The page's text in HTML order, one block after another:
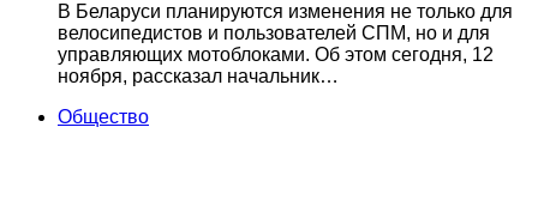
В Беларуси планируются изменения не только для
велосипедистов и пользователей СПМ, но и для
управляющих мотоблоками. Об этом сегодня, 12
ноября, рассказал начальник…
Общество